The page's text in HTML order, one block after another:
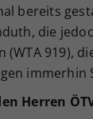
bereits
die
(WTA 919),
immerhin
Herren